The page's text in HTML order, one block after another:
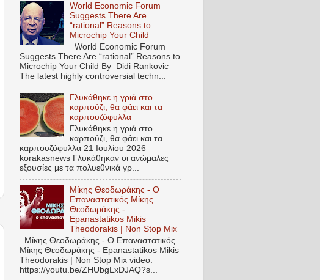
World Economic Forum
Suggests There Are
“rational” Reasons to
Microchip Your Child
World Economic Forum
Suggests There Are “rational” Reasons to
Microchip Your Child By Didi Rankovic
The latest highly controversial techn...
Γλυκάθηκε η γριά στο
καρπούζι, θα φάει και τα
καρπουζόφυλλα
Γλυκάθηκε η γριά στο
καρπούζι, θα φάει και τα
καρπουζόφυλλα 21 Ιουλίου 2026
korakasnews Γλυκάθηκαν οι ανώμαλες
εξουσίες με τα πολυεθνικά γρ...
Μίκης Θεοδωράκης - Ο
Επαναστατικός Μίκης
Θεοδωράκης -
Epanastatikos Mikis
Theodorakis | Non Stop Mix
Μίκης Θεοδωράκης - Ο Επαναστατικός
Μίκης Θεοδωράκης - Epanastatikos Mikis
Theodorakis | Non Stop Mix video:
https://youtu.be/ZHUbgLxDJAQ?s...